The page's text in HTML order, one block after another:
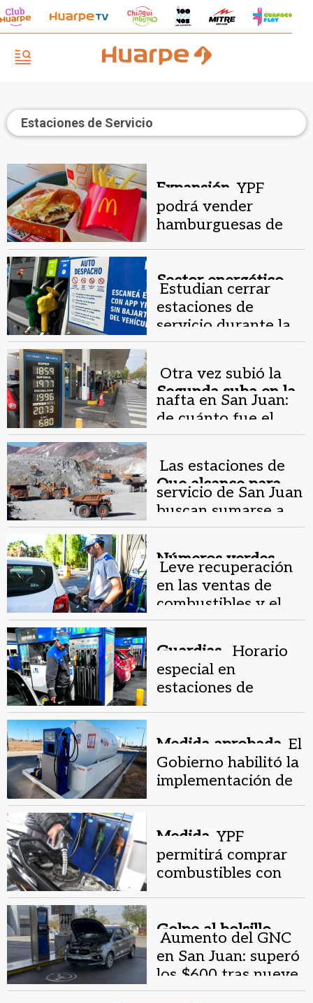
Estaciones de Servicio
Expansión. YPF
podrá vender
hamburguesas de
servicio
Sector energético.
Estudian cerrar
estaciones de
servicio durante la
madrugada en San
Segunda suba en la
semana.
Otra vez subió la
nafta en San Juan:
de cuánto fue el
aumento
Que alcance para
todos.
Las estaciones de
servicio de San Juan
buscan sumarse a
los proyectos
Números verdes .
Leve recuperación
en las ventas de
combustibles y el
sector tiene
optimismo para este
Guardias .
Horario
especial en
estaciones de
Medida aprobada. El
Gobierno habilitó la
implementación de
Medida. YPF
permitirá comprar
combustibles con
desde su app oficial
Golpe al bolsillo.
Aumento del GNC
en San Juan: superó
los $600 tras nueve
meses de estabilidad